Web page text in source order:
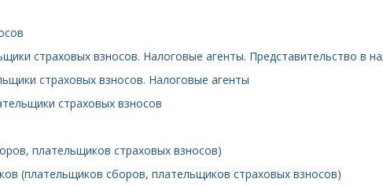
страховых взносов. Налоговые агенты. Представительство в
страховых взносов. Налоговые агенты
страховых взносов
плательщиков страховых взносов)
(плательщиков сборов, плательщиков страховых взносов)